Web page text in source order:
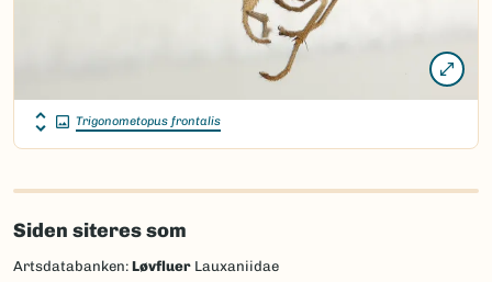
Trigonometopus frontalis
Siden siteres som
Artsdatabanken: Løvfluer Lauxaniidae